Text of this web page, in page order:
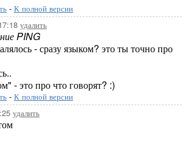
- К полной версии
удалить
PING
- сразу языком? это ты точно про
- это про что говорят? :)
- К полной версии
удалить